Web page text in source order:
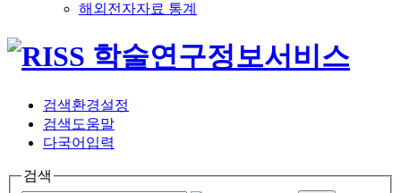
해외전자자료 통계
검색환경설정
검색도움말
다국어입력
검색